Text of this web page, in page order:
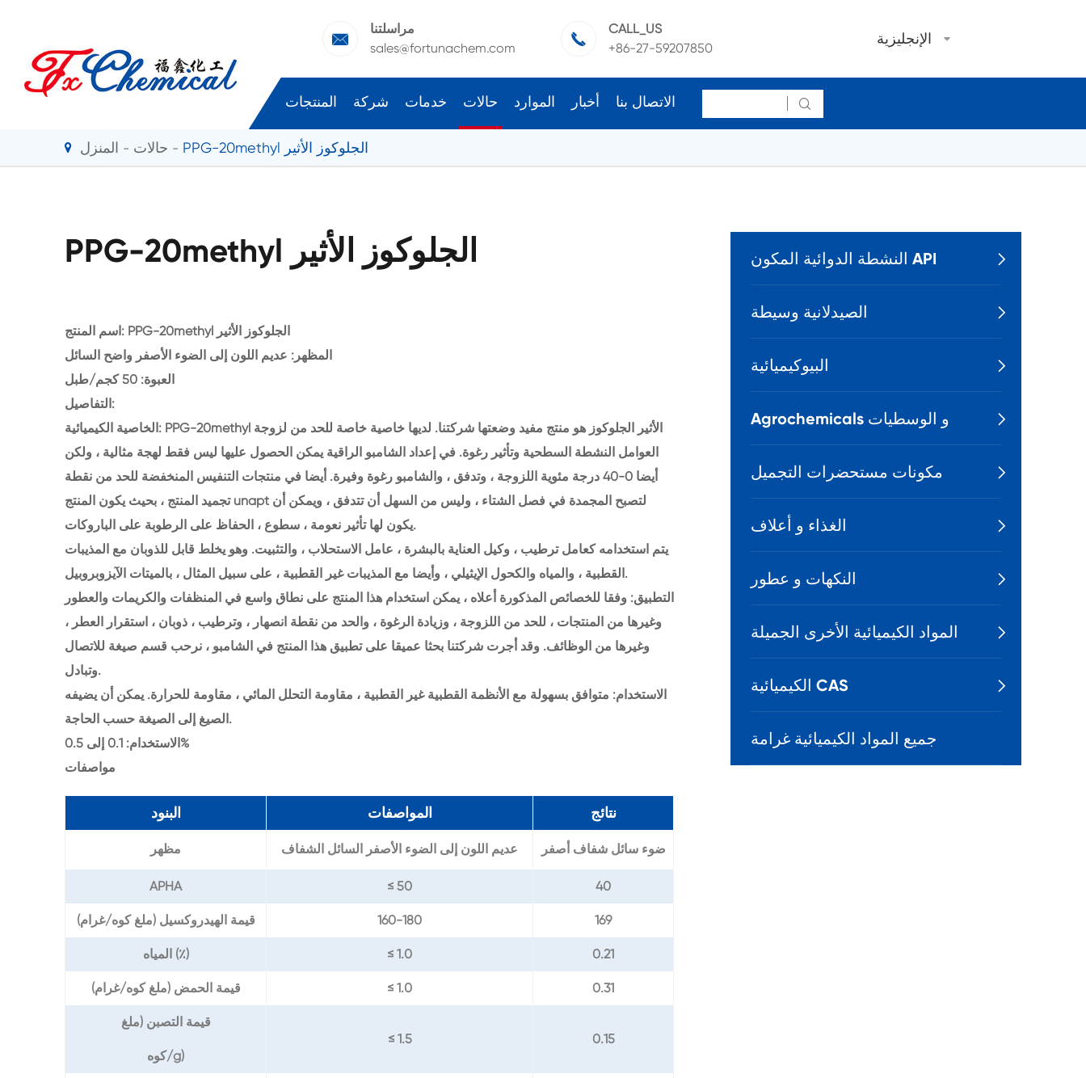

مراسلتنا
sales@fortunachem.com

CALL_US
+86-27-59207850
الإنجليزية
المنتجات شركة خدمات حالات الموارد أخبار الاتصال بنا 
المنزل حالات PPG-20methyl الجلوكوز الأثير
PPG-20methyl الجلوكوز الأثير
اسم المنتج: PPG-20methyl الجلوكوز الأثير
المظهر: عديم اللون إلى الضوء الأصفر واضح السائل
العبوة: 50 كجم/طبل
التفاصيل:
الخاصية الكيميائية: PPG-20methyl الأثير الجلوكوز هو منتج مفيد وضعتها شركتنا. لديها خاصية خاصة للحد من لزوجة
العوامل النشطة السطحية وتأثير رغوة. في إعداد الشامبو الراقية يمكن الحصول عليها ليس فقط لهجة مثالية ، ولكن
أيضا 0-40 درجة مئوية اللزوجة ، وتدفق ، والشامبو رغوة وفيرة. أيضا في منتجات التنفيس المنخفضة للحد من نقطة
تجميد المنتج ، بحيث يكون المنتج unapt لتصبح المجمدة في فصل الشتاء ، وليس من السهل أن تتدفق ، ويمكن أن
يكون لها تأثير نعومة ، سطوع ، الحفاظ على الرطوبة على الباروكات.
يتم استخدامه كعامل ترطيب ، وكيل العناية بالبشرة ، عامل الاستحلاب ، والتثبيت. وهو يخلط قابل للذوبان مع المذيبات
القطبية ، والمياه والكحول الإيثيلي ، وأيضا مع المذيبات غير القطبية ، على سبيل المثال ، بالميتات الآيزوبروبيل.
التطبيق: وفقا للخصائص المذكورة أعلاه ، يمكن استخدام هذا المنتج على نطاق واسع في المنظفات والكريمات والعطور
وغيرها من المنتجات ، للحد من اللزوجة ، وزيادة الرغوة ، والحد من نقطة انصهار ، وترطيب ، ذوبان ، استقرار العطر ،
وغيرها من الوظائف. وقد أجرت شركتنا بحثا عميقا على تطبيق هذا المنتج في الشامبو ، نرحب قسم صيغة للاتصال
وتبادل.
الاستخدام: متوافق بسهولة مع الأنظمة القطبية غير القطبية ، مقاومة التحلل المائي ، مقاومة للحرارة. يمكن أن يضيفه
الصيغ إلى الصيغة حسب الحاجة.
الاستخدام: 0.1 إلى 0.5%
مواصفات
البنود المواصفات نتائج
مظهر عديم اللون إلى الضوء الأصفر السائل الشفاف ضوء سائل شفاف أصفر
APHA ≤ 50 40
قيمة الهيدروكسيل (ملغ كوه/غرام) 160-180 169
المياه (٪) ≤ 1.0 0.21
قيمة الحمض (ملغ كوه/غرام) ≤ 1.0 0.31
قيمة التصبن (ملغ
كوه/g)
≤ 1.5 0.15
النشطة الدوائية المكون API 
الصيدلانية وسيطة 
البيوكيميائية 
Agrochemicals و الوسطيات 
مكونات مستحضرات التجميل 
الغذاء و أعلاف 
النكهات و عطور 
المواد الكيميائية الأخرى الجميلة 
الكيميائية CAS 
جميع المواد الكيميائية غرامة